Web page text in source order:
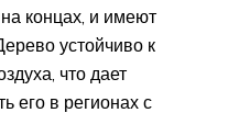
концах, и имеют
устойчиво к
что дает
его в регионах с